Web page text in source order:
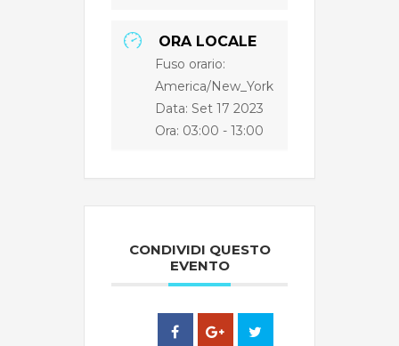
ORA LOCALE
Fuso orario:
America/New_York
Data: Set 17 2023
Ora: 03:00 - 13:00
CONDIVIDI QUESTO
EVENTO